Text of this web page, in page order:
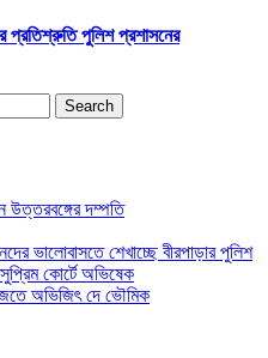
প্রতিশ্রুতি পুলিশ প্রশাসনের
উত্তরবঙ্গের দম্পতি
ভালোবাসতে শেখাচ্ছে বীরপাড়ার পুলিশ
কোর্টে অভিষেক
অভিজিৎ দে ভৌমিক